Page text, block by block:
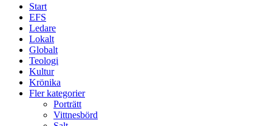
Start
EFS
Ledare
Lokalt
Globalt
Teologi
Kultur
Krönika
Fler kategorier
Porträtt
Vittnesbörd